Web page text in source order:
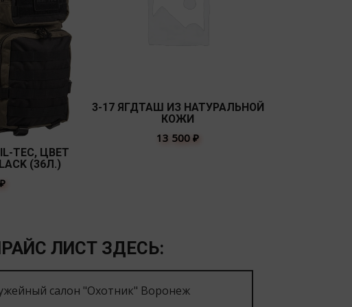
TEC, ЦВЕТ
(36Л.)
₽
3-17 ЯГДТАШ ИЗ НАТУРАЛЬНОЙ
КОЖИ
13 500 ₽
ЛИСТ ЗДЕСЬ:
салон "Охотник" Воронеж